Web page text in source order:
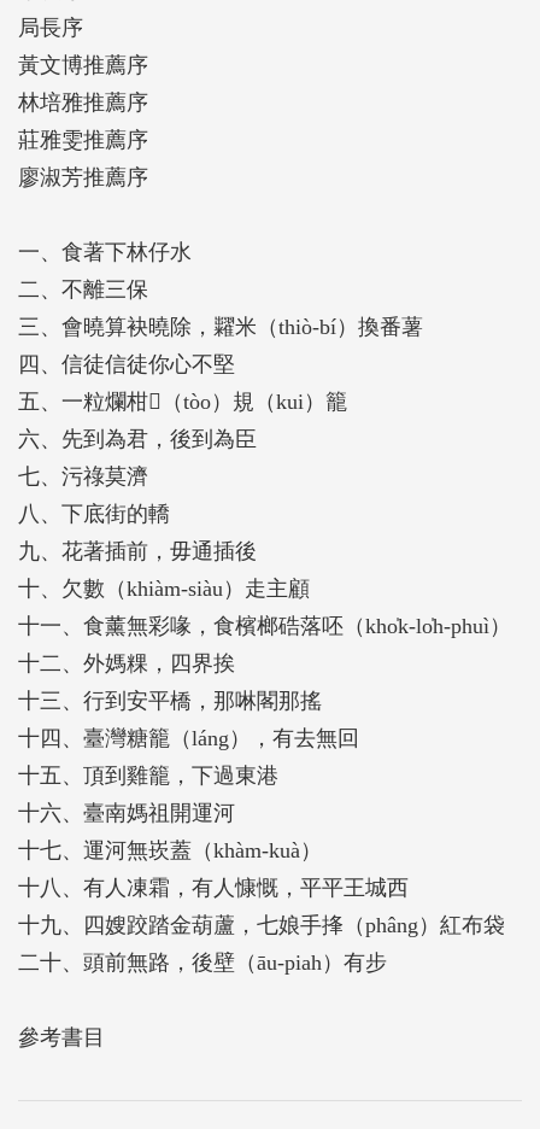
傳的珍貴資產。它不僅是簡練的語詞，能夠一語道破
話語的核心，甚至可以一語雙關，影射世事，引人
「會心一笑」。
《臺南俗諺談》就是這樣一本書，梳理地方記憶，進
而拓展文化視野，由下而上、由民而學，將府城口耳
生活百態與社會面貌，不僅是語言學的累積，更是對
這座城市真實、溫暖而堅實的文化紀實。
講古大王的私房傳承：以俗諺為經，故事為緯
作者鄭道聰是府城著名的文史工作者與走讀先驅，被
譽為「臺南府城的講古大王」。他人生中第一位俗語
老師是他的母親，書中收錄的二十則（句）俗諺，許
多正是作者從小跟隨母親、父親與家人在西市場、小
西門一帶生活時，所習得的金言玉語。本書的書寫方
式獨樹一格：以「俗諺」為經，以「故事」為緯。作
者從俗諺的原由、典故與歷史背景著手，轉折延伸至
現代的臺南史事、城市發展與個人生命史。
鄭道聰長年投入田野調查與學術領域，加上他出生於
市場、成長於五條港核心的歷史空間，對臺南的人事
物瞭若指掌。這使得書中的每一則俗諺，不僅被賦予
了新的時代意義，更滲透著府城溫潤、細膩、深刻的
人情世故。
從市井百態到歷史現場：俗諺裡的府城縮影
《臺南俗諺談》讓我們一窺臺南如何在傳統與現代的
衝擊下，仍保留著獨特的社會智慧和價值觀。
一、商業之道與為人處世的哲學
者母親對父親拿珍貴錢財換回潘春源彩繪畫作抵債的
局長序
黃文博推薦序
林培雅推薦序
莊雅雯推薦序
廖淑芳推薦序
一、食著下林仔水
二、不離三保
三、會曉算袂曉除，糶米（thiò-bí）換番薯
四、信徒信徒你心不堅
五、一粒爛柑𪐞（tòo）規（kui）籠
六、先到為君，後到為臣
七、污祿莫濟
八、下底街的轎
九、花著插前，毋通插後
十、欠數（khiàm-siàu）走主顧
十一、食薰無彩喙，食檳榔硞落呸（kho̍k-lo̍h-phuì）
十二、外媽粿，四界挨
十三、行到安平橋，那啉閣那搖
十四、臺灣糖籠（láng），有去無回
十五、頂到雞籠，下過東港
十六、臺南媽祖開運河
十七、運河無崁蓋（khàm-kuà）
十八、有人凍霜，有人慷慨，平平王城西
十九、四嫂跤踏金葫蘆，七娘手捀（phâng）紅布袋
二十、頭前無路，後壁（āu-piah）有步
參考書目